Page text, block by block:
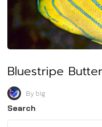
Bluestripe
Bybig
Search